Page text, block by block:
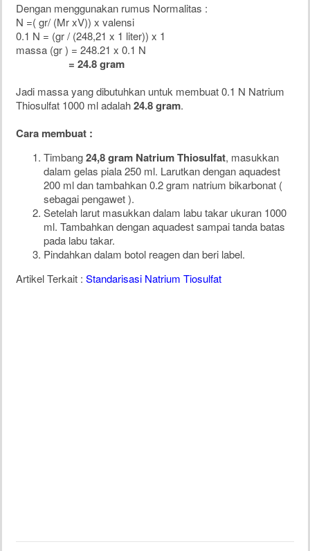
Dengan menggunakan rumus Normalitas :
N =( gr/ (Mr xV)) x valensi
0.1 N = (gr / (248,21 x 1 liter)) x 1
massa (gr ) = 248.21 x 0.1 N
= 24.8 gram
Jadi massa yang dibutuhkan untuk membuat 0.1 N Natrium
Thiosulfat 1000 ml adalah24.8 gram.
Cara membuat :
Timbang24,8 gram Natrium Thiosulfat, masukkan
dalam gelas piala 250 ml. Larutkan dengan aquadest
200 ml dan tambahkan 0.2 gram natrium bikarbonat (
sebagai pengawet ).
Setelah larut masukkan dalam labu takar ukuran 1000
ml. Tambahkan dengan aquadest sampai tanda batas
pada labu takar.
Pindahkan dalam botol reagen dan beri label.
Artikel Terkait : Standarisasi Natrium Tiosulfat